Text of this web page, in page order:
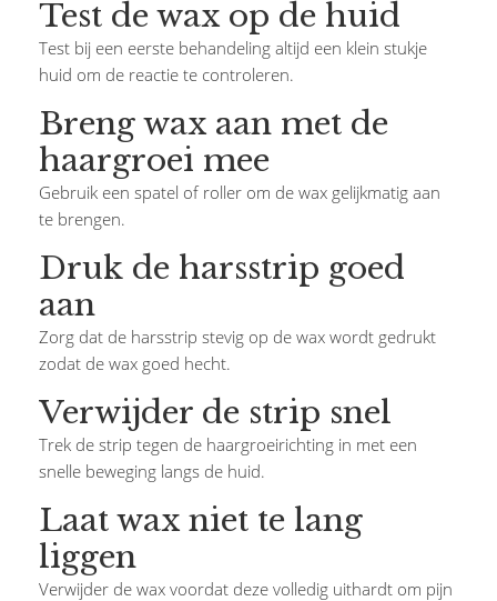
Test de wax op de huid
Test bij een eerste behandeling altijd een klein stukje
huid om de reactie te controleren.
Breng wax aan met de
haargroei mee
Gebruik een spatel of roller om de wax gelijkmatig aan
te brengen.
Druk de harsstrip goed
aan
Zorg dat de harsstrip stevig op de wax wordt gedrukt
zodat de wax goed hecht.
Verwijder de strip snel
Trek de strip tegen de haargroeirichting in met een
snelle beweging langs de huid.
Laat wax niet te lang
liggen
Verwijder de wax voordat deze volledig uithardt om pijn